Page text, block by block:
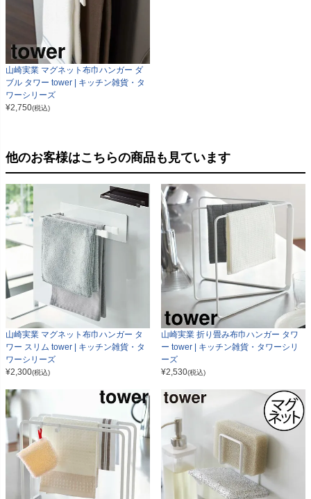
山崎実業 マグネット布巾ハンガー ダ
ブル タワー tower | キッチン雑貨・タ
ワーシリーズ
¥2,750(税込)
他のお客様はこちらの商品も見ています
山崎実業 マグネット布巾ハンガー タ
ワー スリム tower | キッチン雑貨・タ
ワーシリーズ
¥2,300(税込)
山崎実業 折り畳み布巾ハンガー タワ
ー tower | キッチン雑貨・タワーシリ
ーズ
¥2,530(税込)